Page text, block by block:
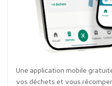
Une application mobile
vos déchets et vous